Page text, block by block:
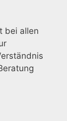
bei allen